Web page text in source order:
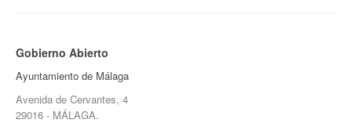
Gobierno Abierto
Ayuntamiento de Málaga
Avenida de Cervantes, 4
29016 - MÁLAGA.